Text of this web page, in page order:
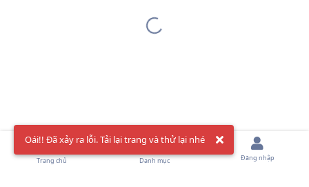
Oái!! Đã xảy ra lỗi. Tải lại trang và thử lại nhé
Trang chủ Danh mục Đăng nhập